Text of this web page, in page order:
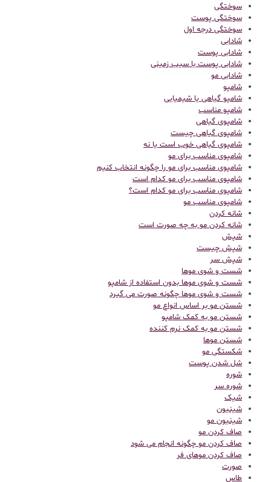
سوختگی
سوختگی پوست
سوختگی درجه اول
شادابی
شادابی پوست
شادابی پوست با سیب زمینی
شادابی مو
شامپو
شامپو گیاهی یا شیمیایی
شامپو مناسب
شامپوی گیاهی
شامپوی گیاهی چیست
شامپوی گیاهی خوب است یا نه
شامپوی مناسب برای مو
شامپوی مناسب برای مو را چگونه انتخاب کنیم
شامپوی مناسب برای مو کدام است
شامپوی مناسب برای مو کدام است؟
شامپوی مناسب مو
شانه کردن
شانه کردن مو به چه صورت است
شپش
شپش چیست
شپش سر
شست و شوی موها
شست و شوی موها بدون استفاده از شامپو
شست و شوی موها چگونه صورت می گیرد
شستن مو بر اساس انواع مو
شستن مو به کمک شامپو
شستن مو به کمک نرم کننده
شستن موها
شکستگی مو
شل شدن پوست
شوره
شوره سر
شیک
شینیون
شینیون مو
صاف کردن مو
صاف کردن مو چگونه انجام می شود
صاف کردن موهای فر
صورت
طاس